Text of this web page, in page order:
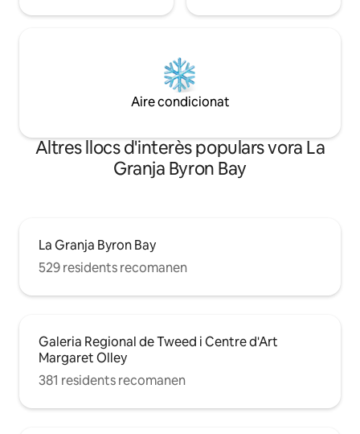
Aire condicionat
Altres llocs d'interès populars vora La
Granja Byron Bay
La Granja Byron Bay
529 residents recomanen
Galeria Regional de Tweed i Centre d'Art
Margaret Olley
381 residents recomanen